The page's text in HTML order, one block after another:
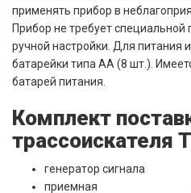
применять прибор в
Прибор не требует специальной
ручной настройки. Для питания
батарейки типа АА (8 шт.).
батарей питания.
Комплект
трассоискателя
генератор сигнала
приемная